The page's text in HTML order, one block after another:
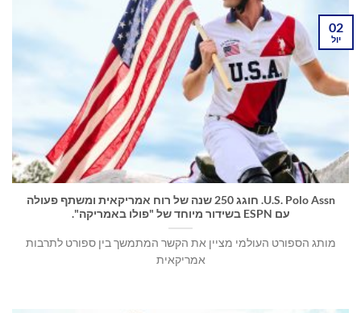
U.S. Polo Assn. חוגג 250 שנה של רוח אמריקאית ומשתף פעולה
עם ESPN בשידור מיוחד של "פולו באמריקה".
מותג הספורט העולמי מציין את הקשר המתמשך בין ספורט לתרבות
אמריקאית
02
יול